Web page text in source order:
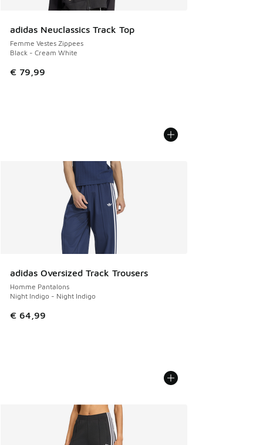
adidas Neuclassics Track Top
Femme Vestes Zippees
Black - Cream White
€ 79,99
adidas Oversized Track Trousers
Homme Pantalons
Night Indigo - Night Indigo
€ 64,99